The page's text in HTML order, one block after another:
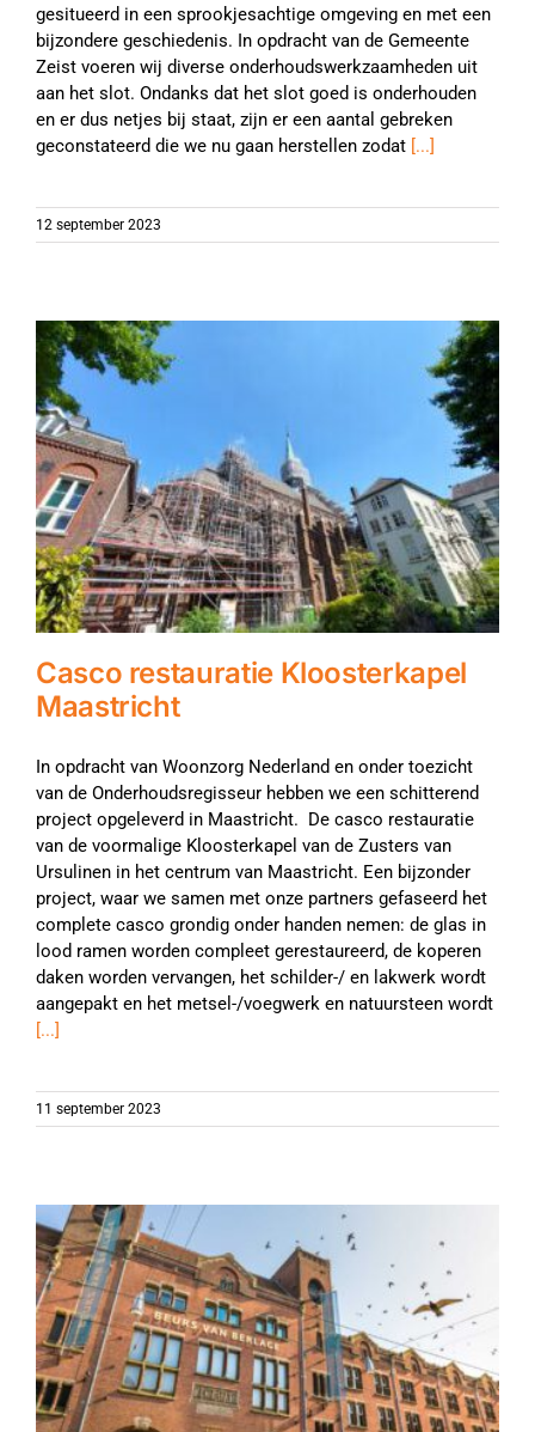
gesitueerd in een sprookjesachtige omgeving en met een
bijzondere geschiedenis. In opdracht van de Gemeente
Zeist voeren wij diverse onderhoudswerkzaamheden uit
aan het slot. Ondanks dat het slot goed is onderhouden
en er dus netjes bij staat, zijn er een aantal gebreken
geconstateerd die we nu gaan herstellen zodat [...]
12 september 2023
Casco restauratie Kloosterkapel
Maastricht
In opdracht van Woonzorg Nederland en onder toezicht
van de Onderhoudsregisseur hebben we een schitterend
project opgeleverd in Maastricht. De casco restauratie
van de voormalige Kloosterkapel van de Zusters van
Ursulinen in het centrum van Maastricht. Een bijzonder
project, waar we samen met onze partners gefaseerd het
complete casco grondig onder handen nemen: de glas in
lood ramen worden compleet gerestaureerd, de koperen
daken worden vervangen, het schilder-/ en lakwerk wordt
aangepakt en het metsel-/voegwerk en natuursteen wordt
[...]
11 september 2023